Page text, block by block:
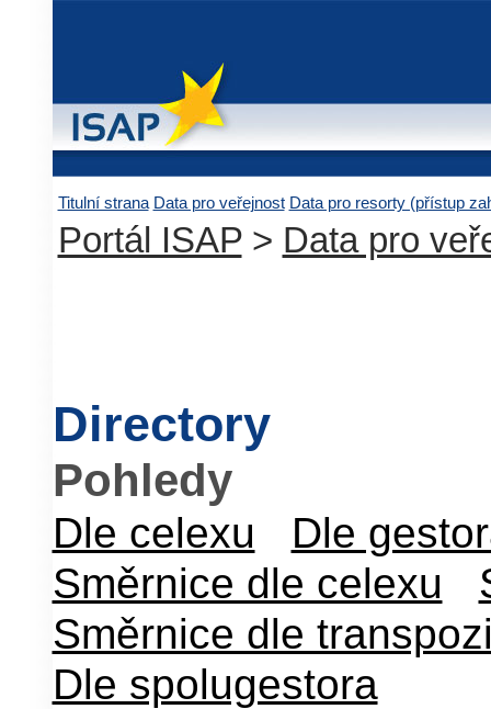
Titulní strana Data pro veřejnost Data pro resorty (přístup
Portál ISAP> Data pro
Directory
Pohledy
Dle celexu
Dle
Směrnice dle celexu
Směrnice dle
Dle spolugestora